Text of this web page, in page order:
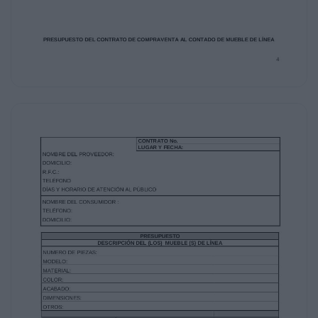
la Federación al día en que el pago se efectúe
El precio total que El consumidor se obliga a
pagar por concepto de la compraventa del
Mueble en línea
es de $ _______.___ (___________ Pesos
____/______M.N.), más el Impuesto al Valor
Agregado de
$ _______. _____ (_________________Pesos ____/____
M.N.), sumando un total de $
_______.______ (___________ Pesos ___/____ M.N.).
En caso de que El consumidor realice el pago
con cheque y no se cubra el pago por causas